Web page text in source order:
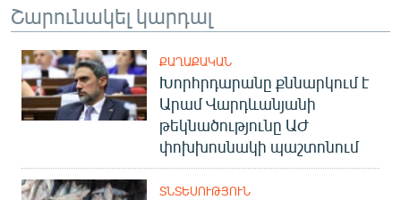
Շարունակել կարդալ
ՔԱՂԱՔԱԿԱՆ
Խորհրդարանը քննարկում է
Արամ Վարդևանյանի
թեկնածությունը ԱԺ
փոխխոսնակի պաշտոնում
ՏՆՏԵՍՈՒԹՅՈՒՆ